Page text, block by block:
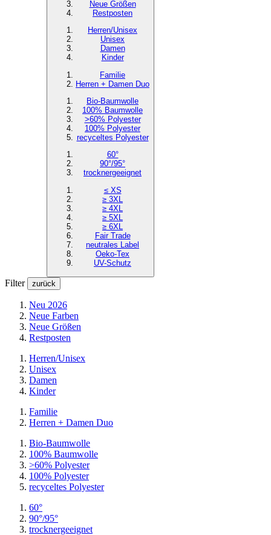
Neue Größen
Restposten
Herren/Unisex
Unisex
Damen
Kinder
Familie
Herren + Damen Duo
Bio-Baumwolle
100% Baumwolle
>60% Polyester
100% Polyester
recyceltes Polyester
60°
90°/95°
trocknergeeignet
≤ XS
≥ 3XL
≥ 4XL
≥ 5XL
≥ 6XL
Fair Trade
neutrales Label
Oeko-Tex
UV-Schutz
Filter zurück
Neu 2026
Neue Farben
Neue Größen
Restposten
Herren/Unisex
Unisex
Damen
Kinder
Familie
Herren + Damen Duo
Bio-Baumwolle
100% Baumwolle
>60% Polyester
100% Polyester
recyceltes Polyester
60°
90°/95°
trocknergeeignet